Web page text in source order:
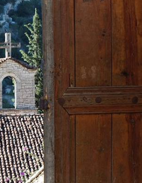
de voyages les grands en Macédoine
(1)
selonvos envies
voyageur est différent